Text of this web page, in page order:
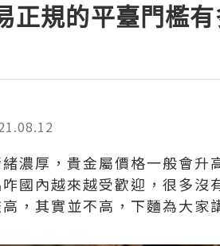
正規的平臺門檻有
濃厚，貴金屬價格一般會
國內越來越受歡迎，很多
，其實並不高，下麵為大家